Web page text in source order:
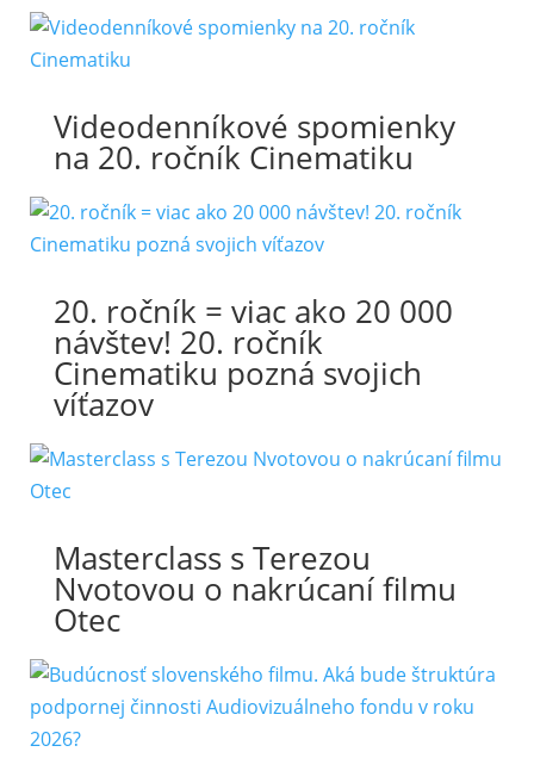
Videodenníkové spomienky
na 20. ročník Cinematiku
20. ročník = viac ako 20 000
návštev! 20. ročník
Cinematiku pozná svojich
víťazov
Masterclass s Terezou
Nvotovou o nakrúcaní filmu
Otec